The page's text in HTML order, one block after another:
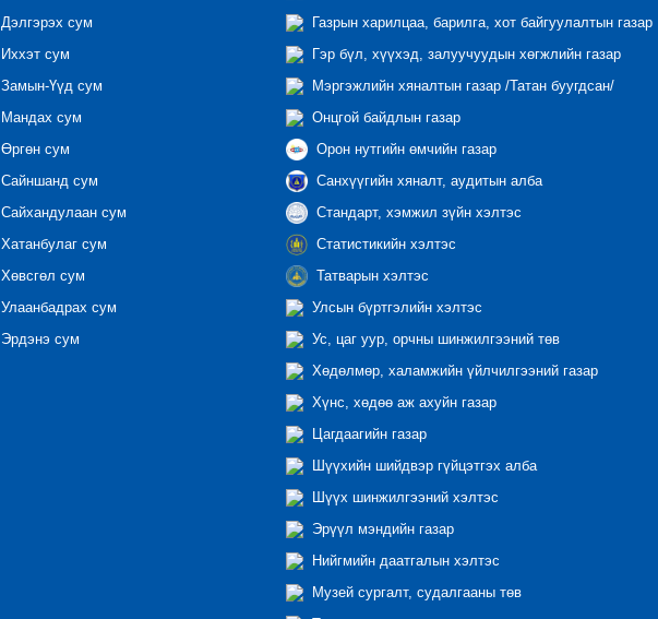
Дэлгэрэх сум
Иххэт сум
Замын-Үүд сум
Мандах сум
Өргөн сум
Сайншанд сум
Сайхандулаан сум
Хатанбулаг сум
Хөвсгөл сум
Улаанбадрах сум
Эрдэнэ сум
Газрын харилцаа, барилга, хот байгуулалтын газар
Гэр бүл, хүүхэд, залуучуудын хөгжлийн газар
Мэргэжлийн хяналтын газар /Татан буугдсан/
Онцгой байдлын газар
Орон нутгийн өмчийн газар
Санхүүгийн хяналт, аудитын алба
Стандарт, хэмжил зүйн хэлтэс
Статистикийн хэлтэс
Татварын хэлтэс
Улсын бүртгэлийн хэлтэс
Ус, цаг уур, орчны шинжилгээний төв
Хөдөлмөр, халамжийн үйлчилгээний газар
Хүнс, хөдөө аж ахуйн газар
Цагдаагийн газар
Шүүхийн шийдвэр гүйцэтгэх алба
Шүүх шинжилгээний хэлтэс
Эрүүл мэндийн газар
Нийгмийн даатгалын хэлтэс
Музей сургалт, судалгааны төв